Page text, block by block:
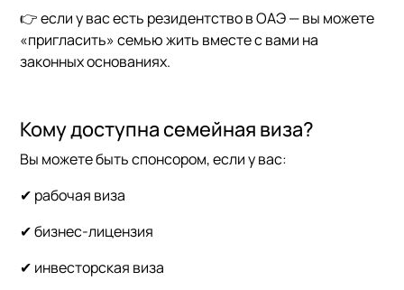
👉 если у вас есть резидентство в ОАЭ — вы можете
«пригласить» семью жить вместе с вами на
законных основаниях.
Кому доступна семейная виза?
Вы можете быть спонсором, если у вас:
✔ рабочая виза
✔ бизнес-лицензия
✔ инвесторская виза